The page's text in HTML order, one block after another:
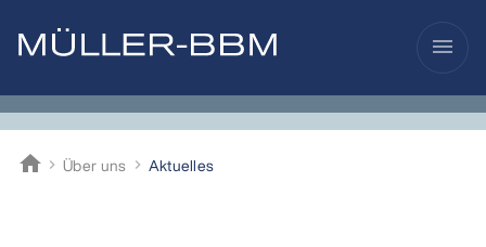
menu
home
Müller-BBMÜber uns Aktuelles